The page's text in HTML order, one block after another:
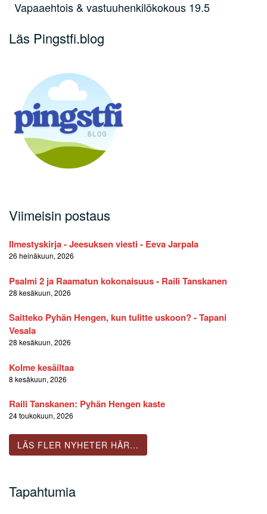
Vapaaehtois & vastuuhenkilökokous 19.5
Läs Pingstfi.blog
Viimeisin postaus
Ilmestyskirja - Jeesuksen viesti - Eeva Jarpala
26 heinäkuun, 2026
Psalmi 2 ja Raamatun kokonaisuus - Raili Tanskanen
28 kesäkuun, 2026
Saitteko Pyhän Hengen, kun tulitte uskoon? - Tapani
Vesala
28 kesäkuun, 2026
Kolme kesäiltaa
8 kesäkuun, 2026
Raili Tanskanen: Pyhän Hengen kaste
24 toukokuun, 2026
LÄS FLER NYHETER HÄR...
Tapahtumia